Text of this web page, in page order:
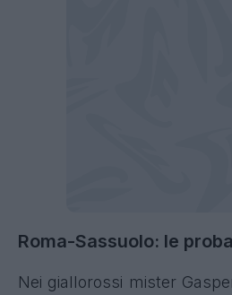
Roma-Sassuolo: le
Nei giallorossi mister